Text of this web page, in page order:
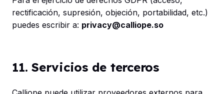
rectificación, supresión, objeción, portabilidad, etc.)
puedes escribir a: privacy@calliope.so
11. Servicios de terceros